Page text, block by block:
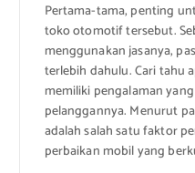
Pertama-tama, penting
toko otomotif tersebut.
menggunakan jasanya,
terlebih dahulu. Cari tahu
memiliki pengalaman
pelanggannya. Menurut
adalah salah satu faktor
perbaikan mobil yang